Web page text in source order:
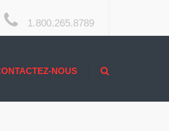
1.800.265.8789
NOUS